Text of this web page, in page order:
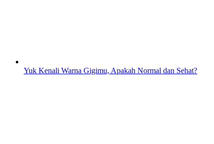
Yuk Kenali Warna Gigimu, Apakah Normal dan Sehat?